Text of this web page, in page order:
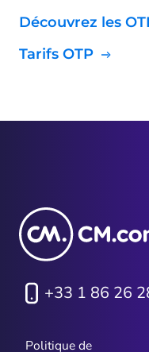
Découvrez les
Tarifs OTP
+33 1 86 26
Politique de